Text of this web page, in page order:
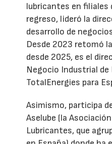
lubricantes en filiales
regreso, lideró la
desarrollo de
Desde 2023 retomó
desde 2025, es el
Negocio Industrial de
TotalEnergies para
Asimismo, participa
Aselube (la
Lubricantes, que